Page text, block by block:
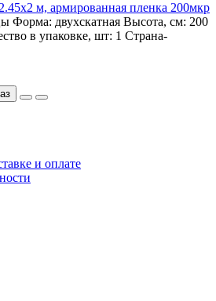
м, армированная пленка 200мкр
Форма: двухскатная Высота, см: 200
в упаковке, шт: 1 Страна-
и оплате